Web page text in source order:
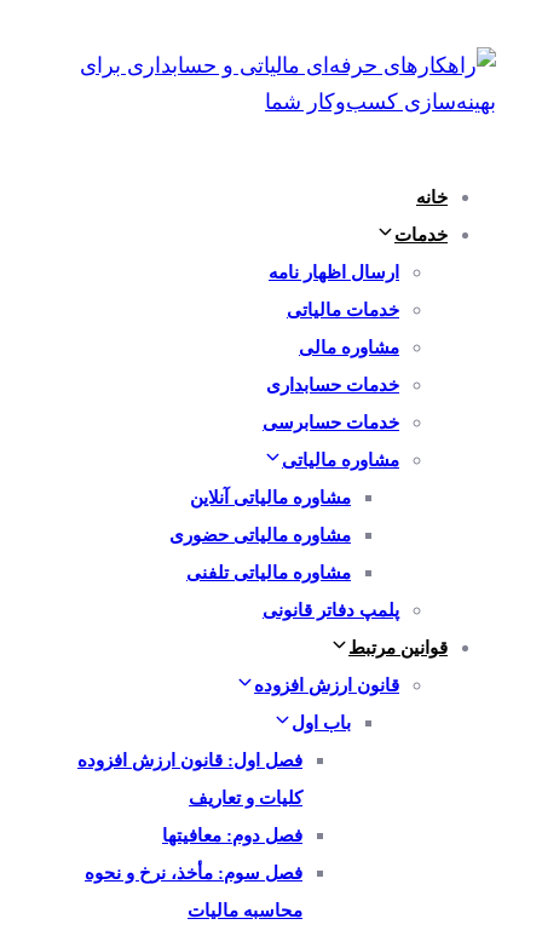
ناوبری
خانه
خدمات
ارسال اظهار نامه
خدمات مالیاتی
مشاوره مالی
خدمات حسابداری
خدمات حسابرسی
مشاوره مالیاتی
مشاوره مالیاتی آنلاین
مشاوره مالیاتی حضوری
مشاوره مالیاتی تلفنی
پلمپ دفاتر قانونی
قوانین مرتبط
قانون ارزش افزوده
باب اول
فصل اول: قانون ارزش افزوده
کلیات و تعاریف
فصل دوم: معافیتها
فصل سوم: مأخذ، نرخ و نحوه
محاسبه مالیات